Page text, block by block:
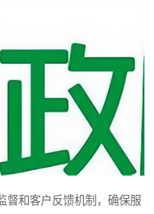
督和客户反馈机制，确保服